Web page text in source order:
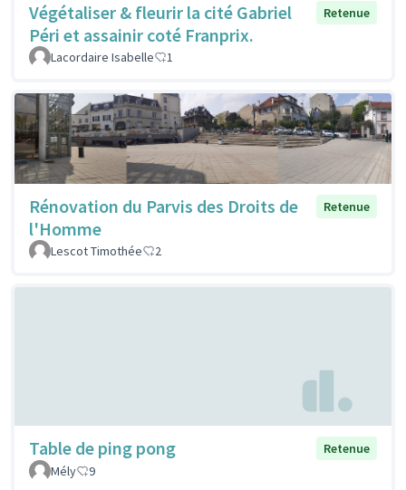
Végétaliser & fleurir la cité Gabriel
Péri et assainir coté Franprix.
Retenue
Lacordaire Isabelle 1
Rénovation du Parvis des Droits de
l'Homme
Retenue
Lescot Timothée 2
Table de ping pong
Retenue
Mély
9